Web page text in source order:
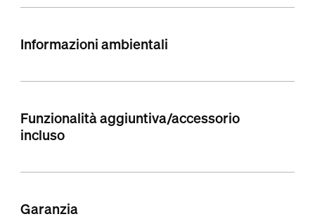
Informazioni ambientali
Funzionalità aggiuntiva/accessorio
incluso
Garanzia